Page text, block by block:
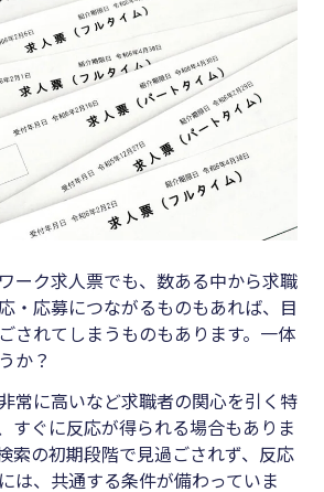
ーク求人票でも、数ある中から求職
・応募につながるものもあれば、目
されてしまうものもあります。一体
か？
常に高いなど求職者の関心を引く特
すぐに反応が得られる場合もありま
索の初期段階で見過ごされず、反応
は、共通する条件が備わっていま